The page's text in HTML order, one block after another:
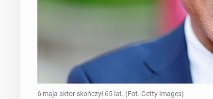
6 maja aktor skończył 65 lat. (Fot. Getty Images)